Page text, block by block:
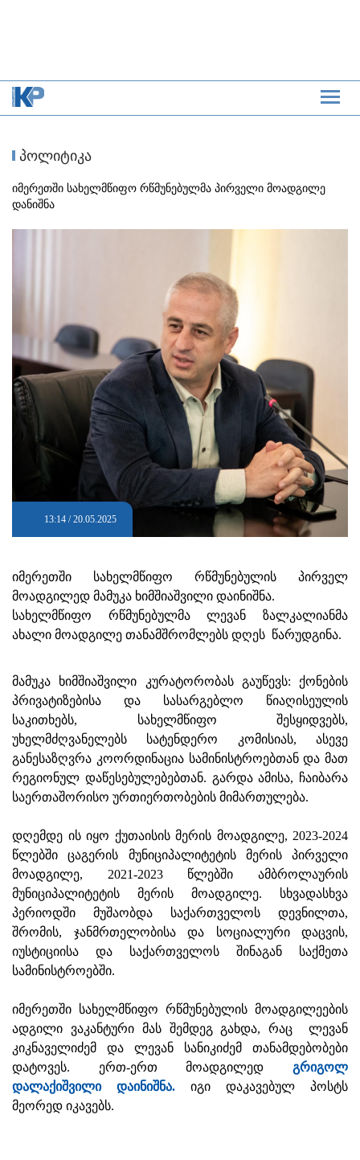
პოლიტიკა
იმერეთში სახელმწიფო რწმუნებულმა პირველი მოადგილე
დანიშნა
13:14 / 20.05.2025
იმერეთში სახელმწიფო რწმუნებულის პირველ
მოადგილედ მამუკა ხიმშიაშვილი დაინიშნა.
სახელმწიფო რწმუნებულმა ლევან ზალკალიანმა
ახალი მოადგილე თანამშრომლებს დღეს წარუდგინა.
მამუკა ხიმშიაშვილი კურატორობას გაუწევს: ქონების
პრივატიზებისა და სასარგებლო წიაღისეულის
საკითხებს, სახელმწიფო შესყიდვებს,
უხელმძღვანელებს სატენდერო კომისიას, ასევე
განესაზღვრა კოორდინაცია სამინისტროებთან და მათ
რეგიონულ დაწესებულებებთან. გარდა ამისა, ჩაიბარა
საერთაშორისო ურთიერთობების მიმართულება.
დღემდე ის იყო ქუთაისის მერის მოადგილე, 2023-2024
წლებში ცაგერის მუნიციპალიტეტის მერის პირველი
მოადგილე, 2021-2023 წლებში ამბროლაურის
მუნიციპალიტეტის მერის მოადგილე. სხვადასხვა
პერიოდში მუშაობდა საქართველოს დევნილთა,
შრომის, ჯანმრთელობისა და სოციალური დაცვის,
იუსტიციისა და საქართველოს შინაგან საქმეთა
სამინისტროებში.
იმერეთში სახელმწიფო რწმუნებულის მოადგილეების
ადგილი ვაკანტური მას შემდეგ გახდა, რაც ლევან
კიკნაველიძემ და ლევან სანიკიძემ თანამდებობები
დატოვეს. ერთ-ერთ მოადგილედ გრიგოლ
დალაქიშვილი დაინიშნა. იგი დაკავებულ პოსტს
მეორედ იკავებს.